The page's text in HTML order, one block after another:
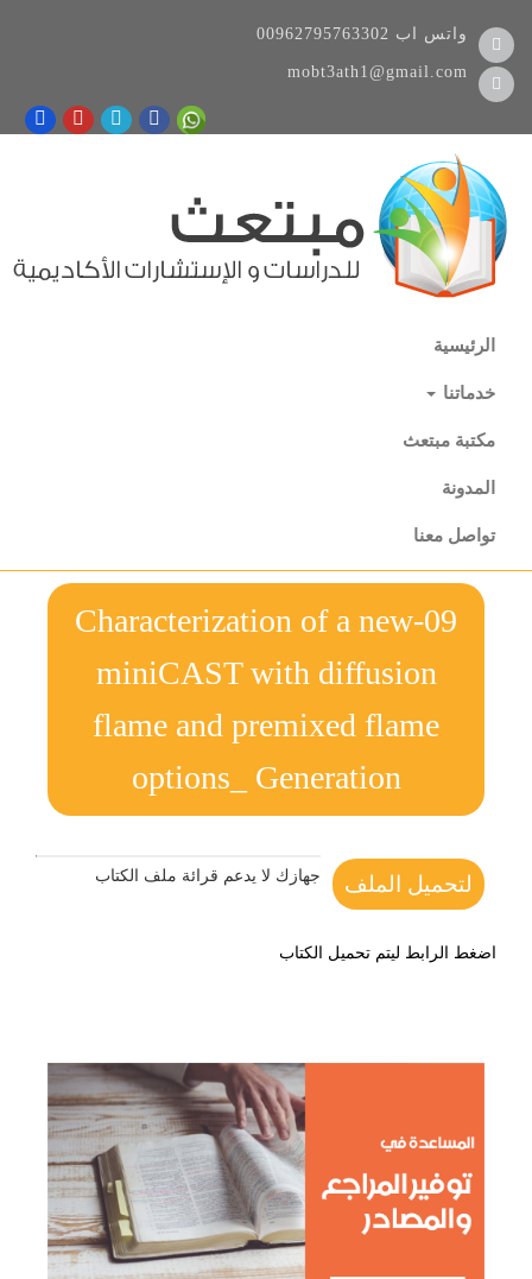
00962795763302 واتس اب
mobt3ath1@gmail.com
الرئيسية
خدماتنا
مكتبة مبتعث
المدونة
تواصل معنا
09-Characterization of a new
miniCAST with diffusion
flame and premixed flame
options_ Generation
لتحميل الملف جهازك لا يدعم قرائة ملف الكتاب
اضغط الرابط ليتم تحميل الكتاب